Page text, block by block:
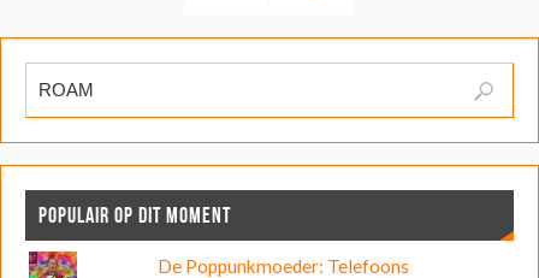
POPULAIR OP DIT MOMENT
De Poppunkmoeder: Telefoons